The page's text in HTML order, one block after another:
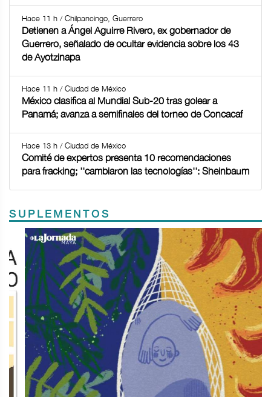
Hace 11 h / Chilpancingo, Guerrero
Detienen a Ángel Aguirre Rivero, ex gobernador de
Guerrero, señalado de ocultar evidencia sobre los 43
de Ayotzinapa
Hace 11 h / Ciudad de México
México clasifica al Mundial Sub-20 tras golear a
Panamá; avanza a semifinales del torneo de Concacaf
Hace 13 h / Ciudad de México
Comité de expertos presenta 10 recomendaciones
para fracking; ''cambiaron las tecnologías'': Sheinbaum
SUPLEMENTOS